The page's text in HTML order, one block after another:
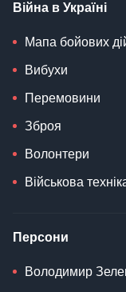
Війна в Україні
Мапа бойових
Вибухи
Перемовини
Зброя
Волонтери
Військова
Персони
Володимир